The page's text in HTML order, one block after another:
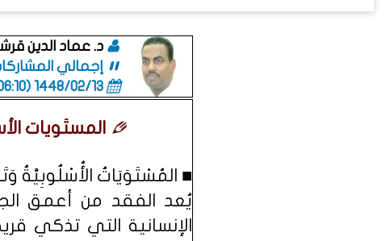
د. عماد الدين
إجمالي المشاركات
1448/02/13 (06:10 صباحاً)
المستَويات
■ المُسْتَوَيَاتُ الأُسْلُوبِيَّةُ
يُعد الفقد من أعمق
الإنسانية التي تذكي